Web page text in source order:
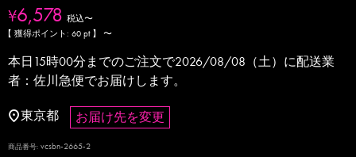
¥6,578 税込〜
【 獲得ポイント: 60 pt 】 〜
本日15時00分までのご注文で2026/08/08（土） に配送業
者：佐川急便でお届けします。
東京都 お届け先を変更
商品番号 vcsbn-2665-2